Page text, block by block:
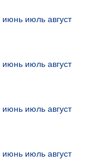
июнь июль август
июнь июль август
июнь июль август
июнь июль август